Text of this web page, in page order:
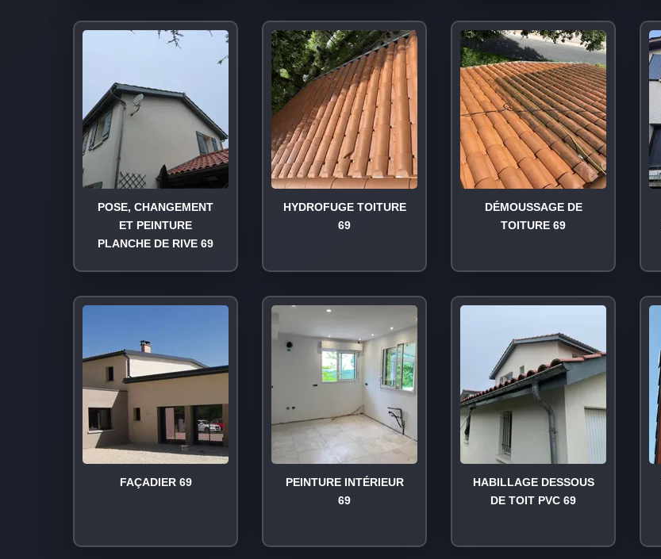
POSE, CHANGEMENT
ET PEINTURE
PLANCHE DE RIVE 69
HYDROFUGE TOITURE
69
DÉMOUSSAGE DE
TOITURE 69
FAÇADIER 69
PEINTURE INTÉRIEUR
69
HABILLAGE DESSOUS
DE TOIT PVC 69